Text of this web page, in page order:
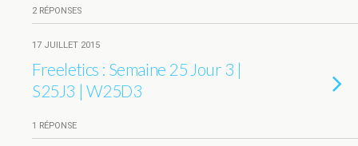
2 RÉPONSES
17 JUILLET 2015
Freeletics : Semaine 25 Jour 3 |
S25J3 | W25D3
1 RÉPONSE